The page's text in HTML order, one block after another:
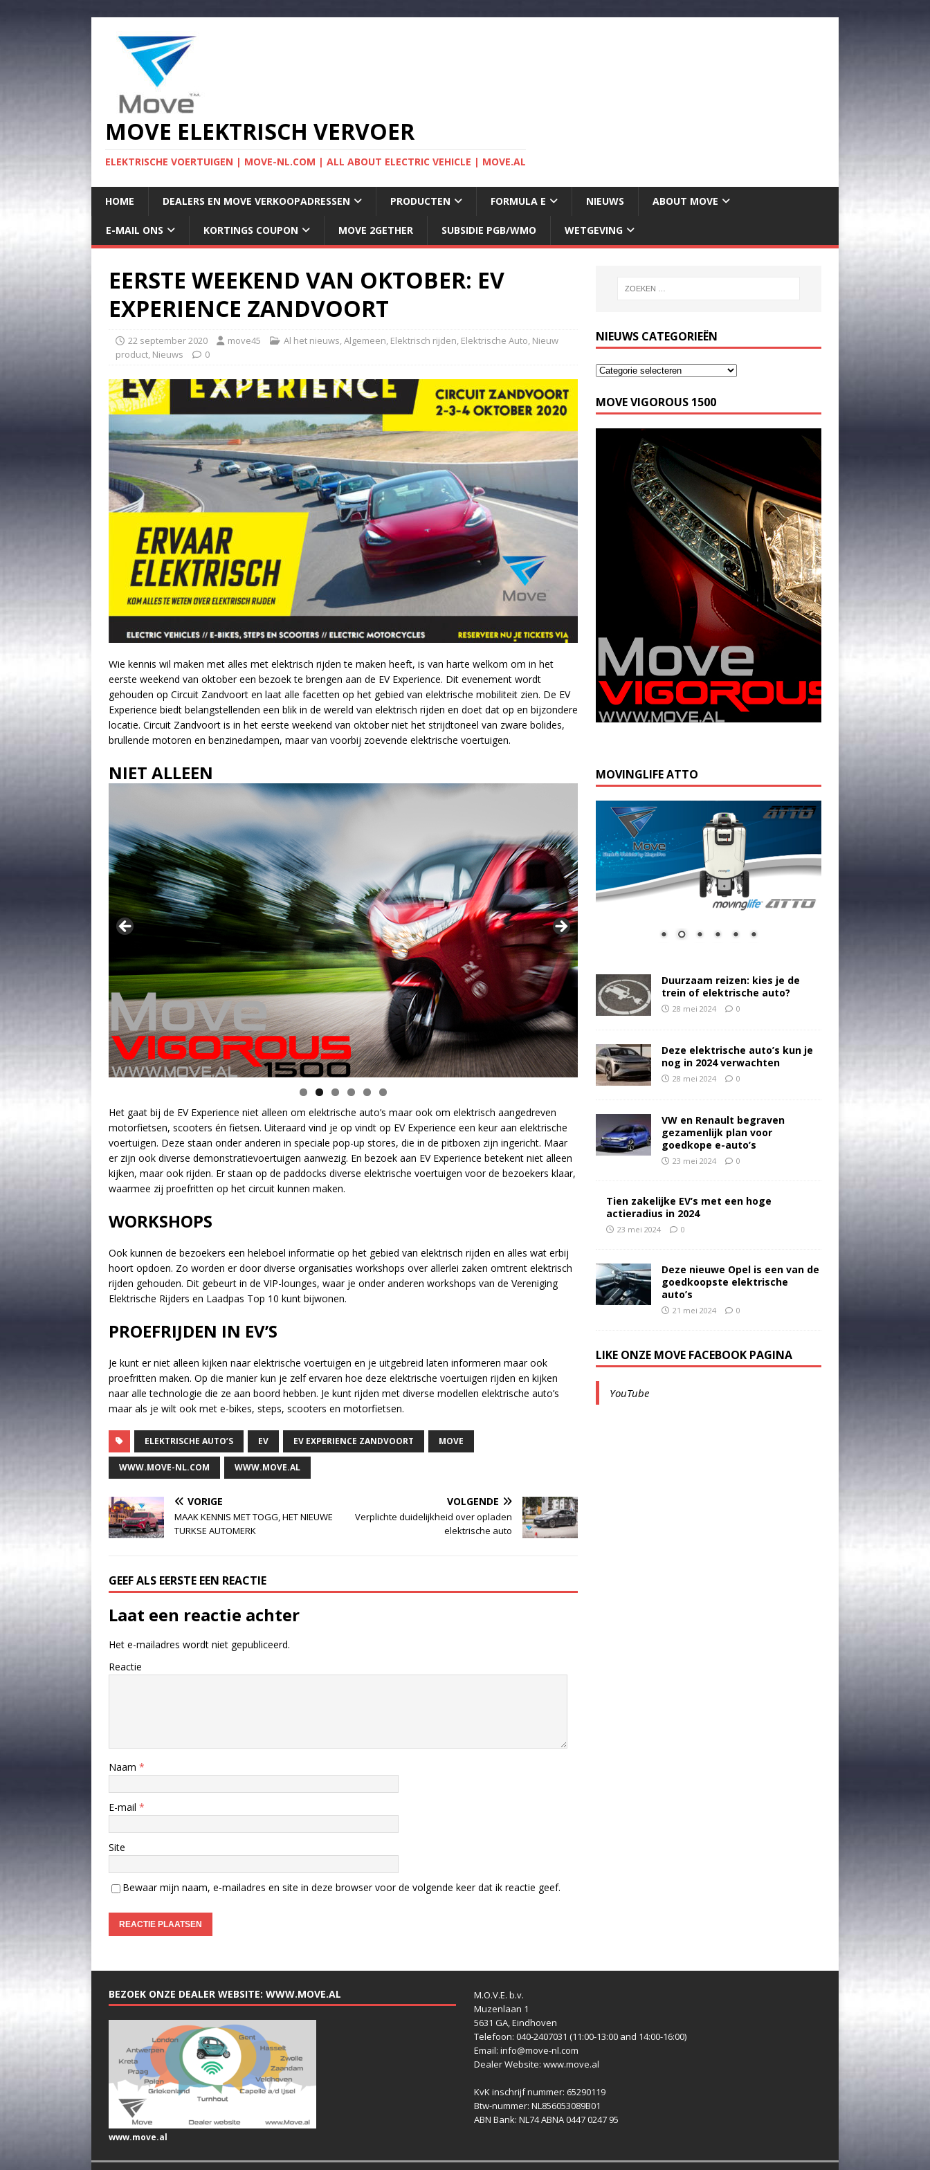
MOVE ELEKTRISCH VERVOER
ELEKTRISCHE VOERTUIGEN | MOVE-NL.COM | ALL ABOUT ELECTRIC VEHICLE | MOVE.AL
HOME DEALERS EN MOVE VERKOOPADRESSEN PRODUCTEN FORMULA E NIEUWS ABOUT MOVE
E-MAIL ONS KORTINGS COUPON MOVE 2GETHER SUBSIDIE PGB/WMO WETGEVING
EERSTE WEEKEND VAN OKTOBER: EV
EXPERIENCE ZANDVOORT
22 september 2020 move45 Al het nieuws,Algemeen, Elektrisch rijden, Elektrische Auto, Nieuw
product, Nieuws 0
Wie kennis wil maken met alles met elektrisch rijden te maken heeft, is van harte welkom om in het
eerste weekend van oktober een bezoek te brengen aan de EV Experience. Dit evenement wordt
gehouden op Circuit Zandvoort en laat alle facetten op het gebied van elektrische mobiliteit zien. De EV
Experience biedt belangstellenden een blik in de wereld van elektrisch rijden en doet dat op en bijzondere
locatie. Circuit Zandvoort is in het eerste weekend van oktober niet het strijdtoneel van zware bolides,
brullende motoren en benzinedampen, maar van voorbij zoevende elektrische voertuigen.
NIET ALLEEN
Het gaat bij de EV Experience niet alleen om elektrische auto’s maar ook om elektrisch aangedreven
motorfietsen, scooters én fietsen. Uiteraard vind je op vindt op EV Experience een keur aan elektrische
voertuigen. Deze staan onder anderen in speciale pop-up stores, die in de pitboxen zijn ingericht. Maar
er zijn ook diverse demonstratievoertuigen aanwezig. En bezoek aan EV Experience betekent niet alleen
kijken, maar ook rijden. Er staan op de paddocks diverse elektrische voertuigen voor de bezoekers klaar,
waarmee zij proefritten op het circuit kunnen maken.
WORKSHOPS
Ook kunnen de bezoekers een heleboel informatie op het gebied van elektrisch rijden en alles wat erbij
hoort opdoen. Zo worden er door diverse organisaties workshops over allerlei zaken omtrent elektrisch
rijden gehouden. Dit gebeurt in de VIP-lounges, waar je onder anderen workshops van de Vereniging
Elektrische Rijders en Laadpas Top 10 kunt bijwonen.
PROEFRIJDEN IN EV’S
Je kunt er niet alleen kijken naar elektrische voertuigen en je uitgebreid laten informeren maar ook
proefritten maken. Op die manier kun je zelf ervaren hoe deze elektrische voertuigen rijden en kijken
naar alle technologie die ze aan boord hebben. Je kunt rijden met diverse modellen elektrische auto’s
maar als je wilt ook met e-bikes, steps, scooters en motorfietsen.
ELEKTRISCHE AUTO’S EV EV EXPERIENCE ZANDVOORT MOVE
WWW.MOVE-NL.COM WWW.MOVE.AL
VORIGE
MAAK KENNIS MET TOGG, HET NIEUWE
TURKSE AUTOMERK
VOLGENDE
Verplichte duidelijkheid over opladen
elektrische auto
GEEF ALS EERSTE EEN REACTIE
Laat een reactie achter
Het e-mailadres wordt niet gepubliceerd.
Reactie
Naam *
E-mail *
Site
Bewaar mijn naam, e-mailadres en site in deze browser voor de volgende keer dat ik reactie geef.
NIEUWS CATEGORIEËN
MOVE VIGOROUS 1500
MOVINGLIFE ATTO
Duurzaam reizen: kies je de
trein of elektrische auto?
28 mei 2024 0
Deze elektrische auto’s kun je
nog in 2024 verwachten
28 mei 2024 0
VW en Renault begraven
gezamenlijk plan voor
goedkope e-auto’s
23 mei 2024 0
Tien zakelijke EV’s met een hoge
actieradius in 2024
23 mei 2024 0
Deze nieuwe Opel is een van de
goedkoopste elektrische
auto’s
21 mei 2024 0
LIKE ONZE MOVE FACEBOOK PAGINA
YouTube
BEZOEK ONZE DEALER WEBSITE: WWW.MOVE.AL
www.move.al
M.O.V.E. b.v.
Muzenlaan 1
5631 GA, Eindhoven
Telefoon: 040-2407031 (11:00-13:00 and 14:00-16:00)
Email: info@move-nl.com
Dealer Website: www.move.al
KvK inschrijf nummer: 65290119
Btw-nummer: NL856053089B01
ABN Bank: NL74 ABNA 0447 0247 95